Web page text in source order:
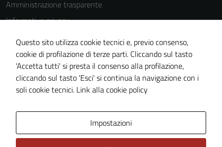
Amministrazione trasparente
Informativa privacy
Cookie Policy
Note legali
Dichiarazione di accessibilità
Piano di miglioramento del sito
Questo sito utilizza cookie tecnici e, previo consenso,
cookie di profilazione di terze parti. Cliccando sul tasto
'Accetta tutti' si presta il consenso alla profilazione,
cliccando sul tasto 'Esci' si continua la navigazione con i
soli cookie tecnici. Link alla cookie policy
Impostazioni